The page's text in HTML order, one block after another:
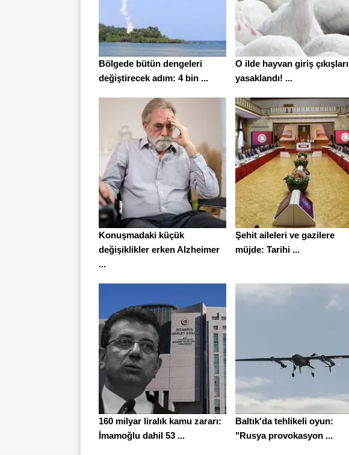
Bölgede bütün dengeleri
değiştirecek adım: 4 bin ...
O ilde hayvan giriş çıkışları
yasaklandı! ...
Konuşmadaki küçük
değişiklikler erken Alzheimer
...
Şehit aileleri ve gazilere
müjde: Tarihi ...
160 milyar liralık kamu zararı:
İmamoğlu dahil 53 ...
Baltık'da tehlikeli oyun:
"Rusya provokasyon ...